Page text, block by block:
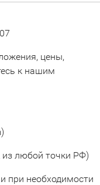
цены,
к нашим
из любой точки РФ)
при необходимости